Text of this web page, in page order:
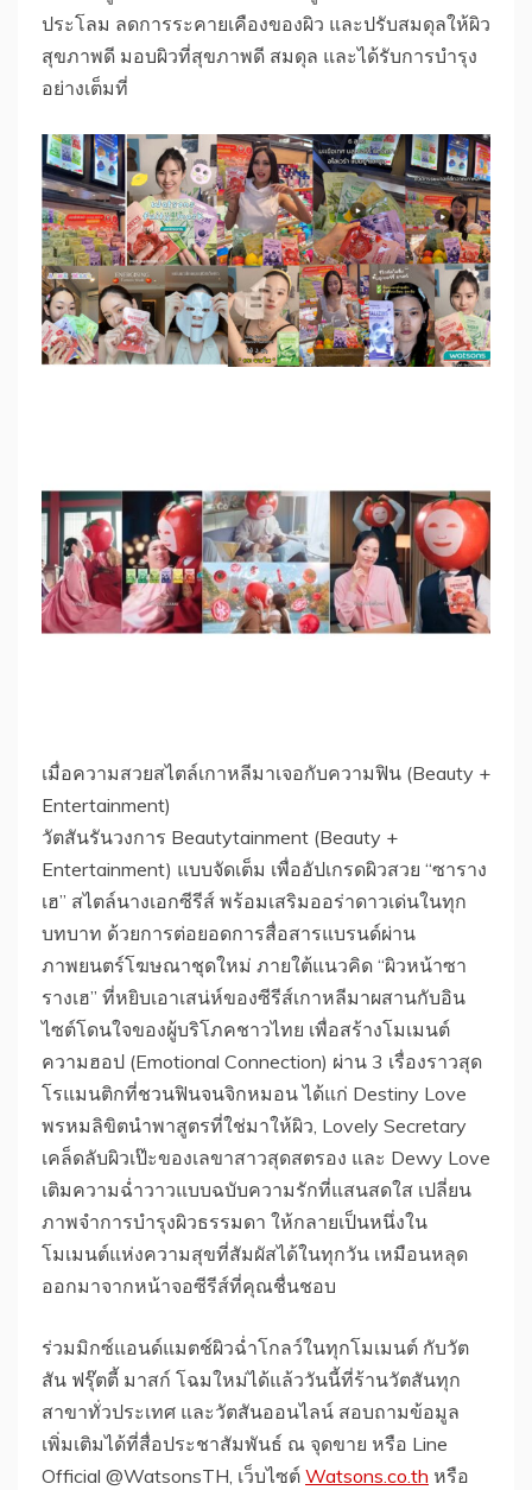
ประโลม ลดการระคายเคืองของผิว และปรับสมดุลให้ผิว
สุขภาพดี มอบผิวที่สุขภาพดี สมดุล และได้รับการบำรุง
อย่างเต็มที่
เมื่อความสวยสไตล์เกาหลีมาเจอกับความฟิน (Beauty +
Entertainment)
วัตสันรันวงการ Beautytainment (Beauty +
Entertainment) แบบจัดเต็ม เพื่ออัปเกรดผิวสวย “ซาราง
เฮ” สไตล์นางเอกซีรีส์ พร้อมเสริมออร่าดาวเด่นในทุก
บทบาท ด้วยการต่อยอดการสื่อสารแบรนด์ผ่าน
ภาพยนตร์โฆษณาชุดใหม่ ภายใต้แนวคิด “ผิวหน้าซา
รางเฮ” ที่หยิบเอาเสน่ห์ของซีรีส์เกาหลีมาผสานกับอิน
ไซต์โดนใจของผู้บริโภคชาวไทย เพื่อสร้างโมเมนต์
ความฮอป (Emotional Connection) ผ่าน 3 เรื่องราวสุด
โรแมนติกที่ชวนฟินจนจิกหมอน ได้แก่ Destiny Love
พรหมลิขิตนำพาสูตรที่ใช่มาให้ผิว, Lovely Secretary
เคล็ดลับผิวเป๊ะของเลขาสาวสุดสตรอง และ Dewy Love
เติมความฉ่ำวาวแบบฉบับความรักที่แสนสดใส เปลี่ยน
ภาพจำการบำรุงผิวธรรมดา ให้กลายเป็นหนึ่งใน
โมเมนต์แห่งความสุขที่สัมผัสได้ในทุกวัน เหมือนหลุด
ออกมาจากหน้าจอซีรีส์ที่คุณชื่นชอบ
ร่วมมิกซ์แอนด์แมตช์ผิวฉ่ำโกลว์ในทุกโมเมนต์ กับวัต
สัน ฟรุ๊ตตี้ มาสก์ โฉมใหม่ได้แล้ววันนี้ที่ร้านวัตสันทุก
สาขาทั่วประเทศ และวัตสันออนไลน์ สอบถามข้อมูล
เพิ่มเติมได้ที่สื่อประชาสัมพันธ์ ณ จุดขาย หรือ Line
Official @WatsonsTH, เว็บไซต์ Watsons.co.th หรือ